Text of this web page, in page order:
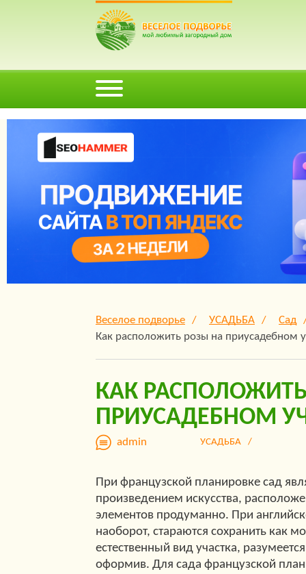
Веселое подворье УСАДЬБА
Сад
Как расположить розы на приусадебном
КАК
ПРИУСАДЕБНОМ
admin УСАДЬБА
При французской планировке сад
произведением искусства,
элементов продуманно. При
наоборот, стараются сохранить как
естественный вид участка,
оформив. Для сада французской